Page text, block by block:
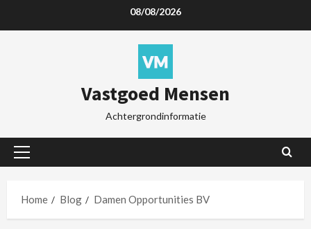
08/08/2026
Vastgoed Mensen
Achtergrondinformatie
Home Blog Damen Opportunities BV